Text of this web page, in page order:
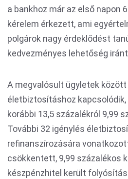
a bankhoz már az első napon
kérelem érkezett, ami
polgárok nagy érdeklődést
kedvezményes lehetőség
A megvalósult ügyletek között
életbiztosításhoz
korábbi 13,5 százalékról 9,99
További 32 igénylés
refinanszírozására
csökkentett, 9,99 százalékos
készpénzhitel került